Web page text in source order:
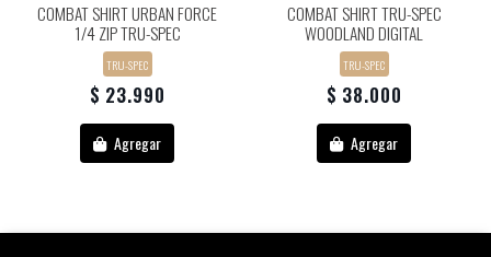
COMBAT SHIRT URBAN FORCE
1/4 ZIP TRU-SPEC
TRU-SPEC
$ 23.990
Agregar
COMBAT SHIRT TRU-SPEC
WOODLAND DIGITAL
TRU-SPEC
$ 38.000
Agregar